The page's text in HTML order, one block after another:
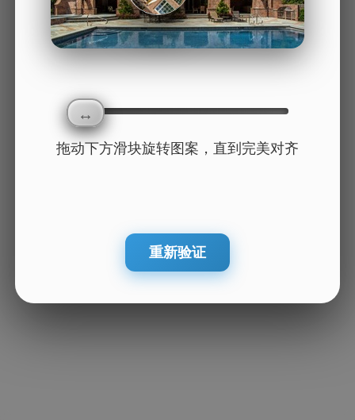
拖动下方滑块旋转图案，直到完美对齐
重新验证